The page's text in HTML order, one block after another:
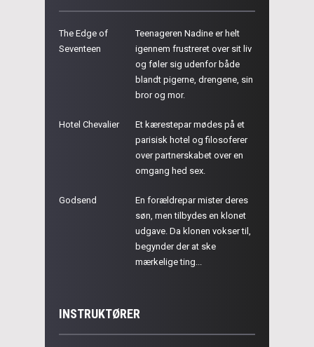
The Edge of
Seventeen
Teenageren Nadine er helt
igennem frustreret over sit liv
og føler sig udenfor både
blandt pigerne, drengene, sin
bror og mor.
Hotel Chevalier
Et kærestepar mødes på et
parisisk hotel og filosoferer
over partnerskabet over en
omgang hed sex.
Godsend
En forældrepar mister deres
søn, men tilbydes en klonet
udgave. Da klonen vokser til,
begynder der at ske
mærkelige ting...
INSTRUKTØRER